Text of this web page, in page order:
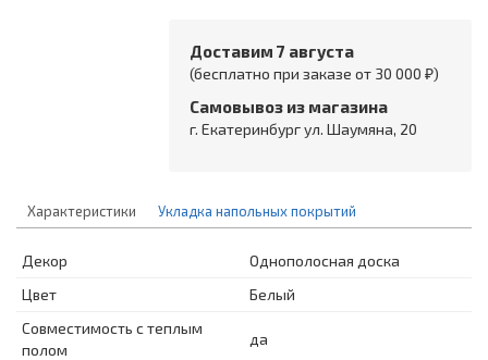
Доставим 7 августа
(бесплатно при заказе от 30 000 ₽)
Самовывоз из магазина
г. Екатеринбург ул. Шаумяна, 20
Характеристики Укладка напольных покрытий
Декор
Однополосная доска
Цвет
Белый
Совместимость с теплым
полом
да